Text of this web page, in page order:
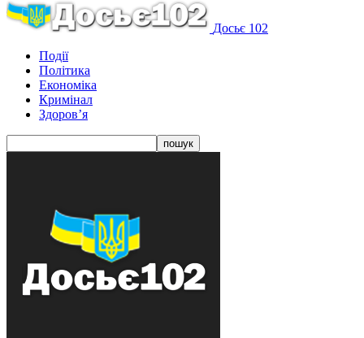
Досьє 102
Події
Політика
Економіка
Кримінал
Здоров’я